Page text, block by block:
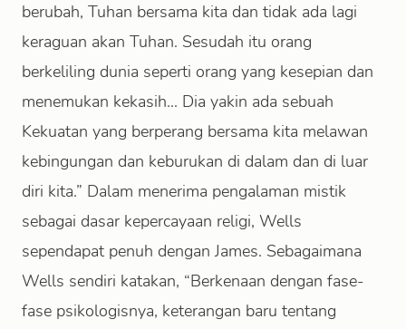
berubah, Tuhan bersama kita dan tidak ada lagi
keraguan akan Tuhan. Sesudah itu orang
berkeliling dunia seperti orang yang kesepian dan
menemukan kekasih... Dia yakin ada sebuah
Kekuatan yang berperang bersama kita melawan
kebingungan dan keburukan di dalam dan di luar
diri kita.” Dalam menerima pengalaman mistik
sebagai dasar kepercayaan religi, Wells
sependapat penuh dengan James. Sebagaimana
Wells sendiri katakan, “Berkenaan dengan fase-
fase psikologisnya, keterangan baru tentang